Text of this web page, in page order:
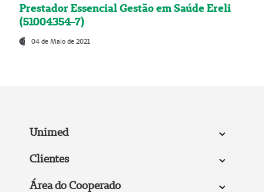
Prestador Essencial Gestão em Saúde Ereli
(51004354-7)
04 de Maio de 2021
Unimed
Clientes
Área do Cooperado